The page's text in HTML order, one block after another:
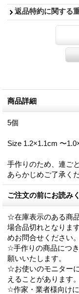
返品特約に関する
商品詳細
5個
Size 1.2×1.1cm 〜
手作りのため、連ご
あらかじめご了承く
ご注文の前にお読み
☆在庫表示のある商
場合品切れとなりま
めお問合せください。
☆手作りの商品につ
願いいたします。
☆お使いのモニター
えることがあります。
☆作家・業者様向け